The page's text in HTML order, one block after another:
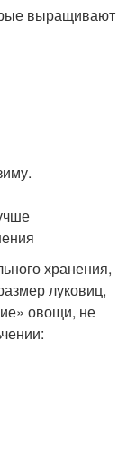
выращивают
хранения,
луковиц,
овощи, не